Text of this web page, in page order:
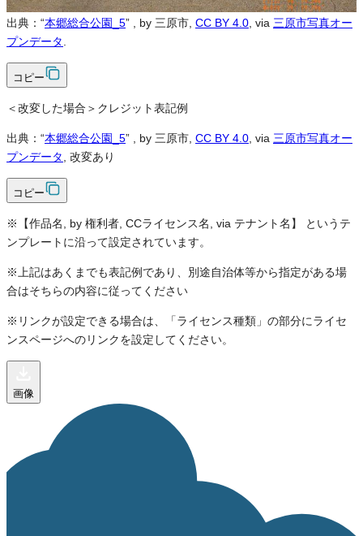
出典：“本郷総合公園_5” , by 三原市, CC BY 4.0 , via 三原市写真オー
プンデータ
コピー
＜改変した場合＞クレジット表記例
出典：“本郷総合公園_5” , by 三原市, CC BY 4.0 , via 三原市写真オー
プンデータ
, 改変あり
コピー
※【作品名, by 権利者, CCライセンス名, via テナント名】 というテ
ンプレートに沿って設定されています。
※上記はあくまでも表記例であり、別途自治体等から指定がある場
合はそちらの内容に従ってください
※リンクが設定できる場合は、「ライセンス種類」の部分にライセ
ンスページへのリンクを設定してください。
画像